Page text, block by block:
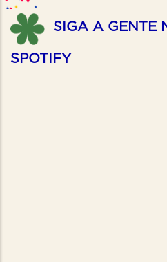
SIGA A GENTE
SPOTIFY